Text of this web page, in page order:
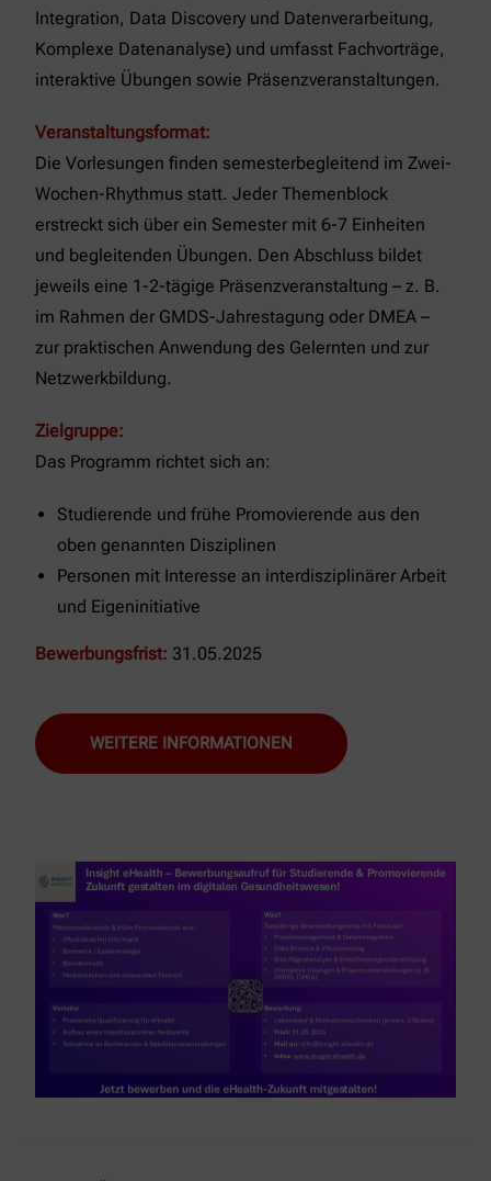
Integration, Data Discovery und Datenverarbeitung,
Komplexe Datenanalyse) und umfasst Fachvorträge,
interaktive Übungen sowie Präsenzveranstaltungen.
Veranstaltungsformat:
Die Vorlesungen finden semesterbegleitend im Zwei-
Wochen-Rhythmus statt. Jeder Themenblock
erstreckt sich über ein Semester mit 6-7 Einheiten
und begleitenden Übungen. Den Abschluss bildet
jeweils eine 1-2-tägige Präsenzveranstaltung – z. B.
im Rahmen der GMDS-Jahrestagung oder DMEA –
zur praktischen Anwendung des Gelernten und zur
Netzwerkbildung.
Zielgruppe:
Das Programm richtet sich an:
Studierende und frühe Promovierende aus den
oben genannten Disziplinen
Personen mit Interesse an interdisziplinärer Arbeit
und Eigeninitiative
Bewerbungsfrist: 31.05.2025
WEITERE INFORMATIONEN